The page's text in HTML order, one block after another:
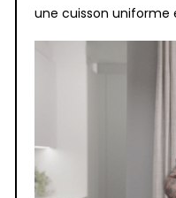
une cuisson uniforme